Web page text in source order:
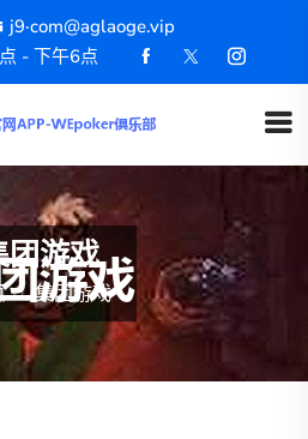
j9·com@aglaoge.vip
- 下午6点
团游戏
集团游戏